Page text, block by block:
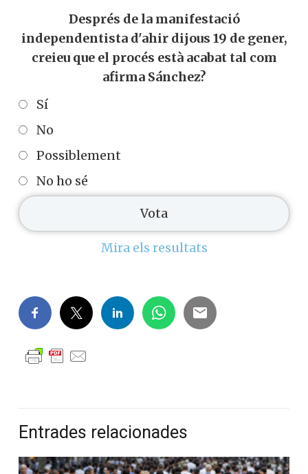
Després de la manifestació
independentista d'ahir dijous 19 de gener,
creieu que el procés està acabat tal com
afirma Sánchez?
Sí
No
Possiblement
No ho sé
Mira els resultats
Entrades relacionades